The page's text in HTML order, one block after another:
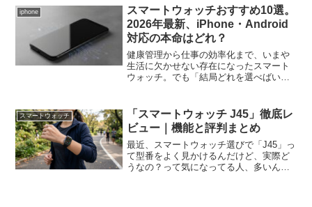
信できたら、どんなにラクだろう。で
も、機種によって「でき...
iphone
スマートウォッチおすすめ10選。
2026年最新、iPhone・Android
対応の本命はどれ？
健康管理から仕事の効率化まで、いまや
生活に欠かせない存在になったスマート
ウォッチ。でも「結局どれを選べばいい
も格段に進化しています。この記事で
は、実際のテスト結果や...
スマートウォッチ
「スマートウォッチ J45」徹底レ
ビュー｜機能と評判まとめ
最近、スマートウォッチ選びで「J45」っ
て型番をよく見かけるんだけど、実際ど
うなの？って気になってる人、多いんじ